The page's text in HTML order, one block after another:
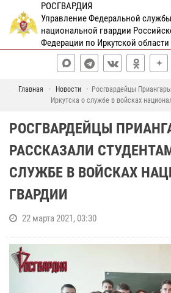
РОСГВАРДИЯ
Управление Федеральной
национальной гвардии
Федерации по Иркутской области
Главная Новости
Росгвардейцы
Иркутска о службе в войсках
РОСГВАРДЕЙЦЫ
РАССКАЗАЛИ
СЛУЖБЕ В ВОЙСКАХ
ГВАРДИИ
22 марта 2021, 03:30